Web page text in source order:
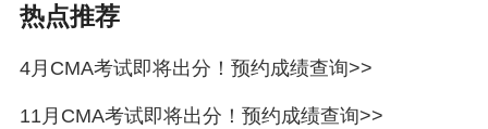
热点推荐
4月CMA考试即将出分！预约成绩查询>>
11月CMA考试即将出分！预约成绩查询>>